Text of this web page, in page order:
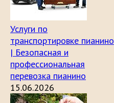
Услуги по
транспортировке пианино
| Безопасная и
профессиональная
перевозка пианино
15.06.2026